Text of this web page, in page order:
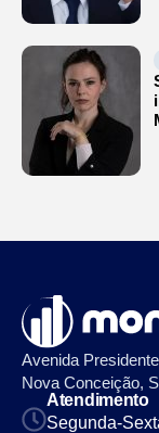
Avenida
Nova Conceição,
Atendimento
Segunda-